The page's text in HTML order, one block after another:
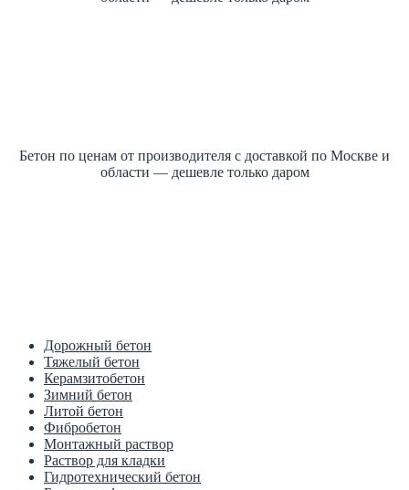
Бетон по ценам от производителя с доставкой по Москве и
области — дешевле только даром
Дорожный бетон
Тяжелый бетон
Керамзитобетон
Зимний бетон
Литой бетон
Фибробетон
Монтажный раствор
Раствор для кладки
Гидротехнический бетон